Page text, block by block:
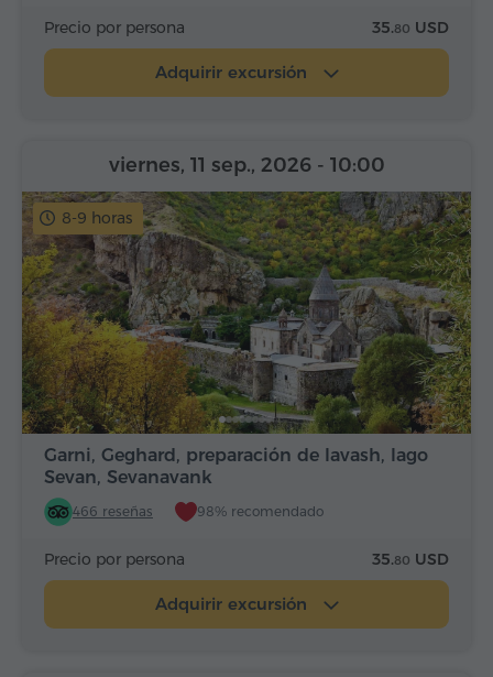
Precio por persona 35.80 USD
Adquirir excursión
8-9 horas
Garni, Geghard, preparación de lavash, lago
Sevan, Sevanavank
466 reseñas 98% recomendado
viernes, 11 sep., 2026 - 10:00
Precio por persona 35.80 USD
Adquirir excursión